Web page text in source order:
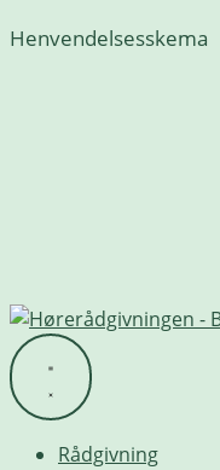
Henvendelsesskema
Rådgivning